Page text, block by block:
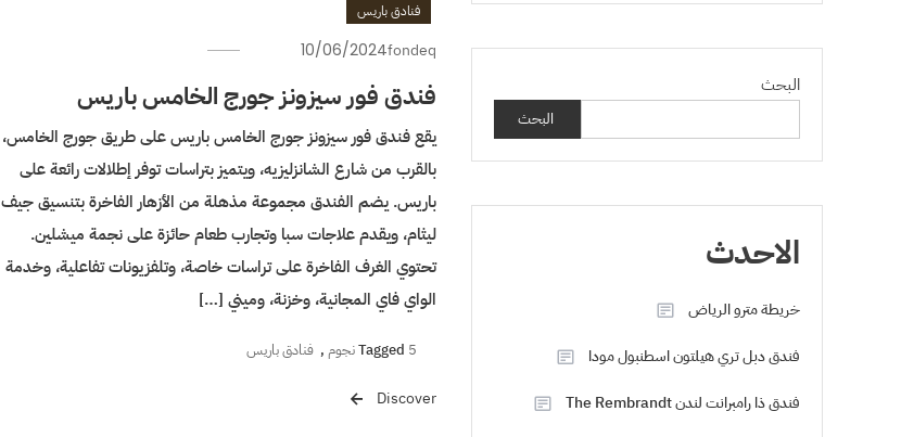
فنادق باريس
10/06/2024fondeq
فندق فور سيزونز جورج الخامس باريس
يقع فندق فور سيزونز جورج الخامس باريس على طريق جورج الخامس،
بالقرب من شارع الشانزليزيه، ويتميز بتراسات توفر إطلالات رائعة على
باريس. يضم الفندق مجموعة مذهلة من الأزهار الفاخرة بتنسيق جيف
ليثام، ويقدم علاجات سبا وتجارب طعام حائزة على نجمة ميشلين.
تحتوي الغرف الفاخرة على تراسات خاصة، وتلفزيونات تفاعلية، وخدمة
الواي فاي المجانية، وخزنة، وميني […]
Tagged 5 نجوم , فنادق باريس
Discover
البحث
البحث
الاحدث
خريطة مترو الرياض
فندق دبل تري هيلتون اسطنبول مودا
فندق ذا رامبرانت لندن The Rembrandt